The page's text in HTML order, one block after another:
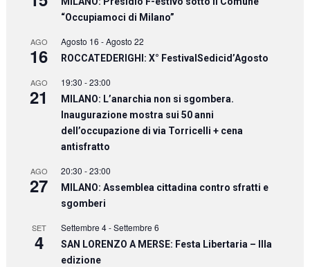
“Occupiamoci di Milano”
AGO
16
Agosto 16 -Agosto 22
ROCCATEDERIGHI: X° FestivalSedicid’Agosto
AGO
21
19:30 -23:00
MILANO: L’anarchia non si sgombera.
Inaugurazione mostra sui 50 anni
dell’occupazione di via Torricelli + cena
antisfratto
AGO
27
20:30 -23:00
MILANO: Assemblea cittadina contro sfratti e
sgomberi
SET
4
Settembre 4-Settembre 6
SAN LORENZO A MERSE: Festa Libertaria – IIIa
edizione